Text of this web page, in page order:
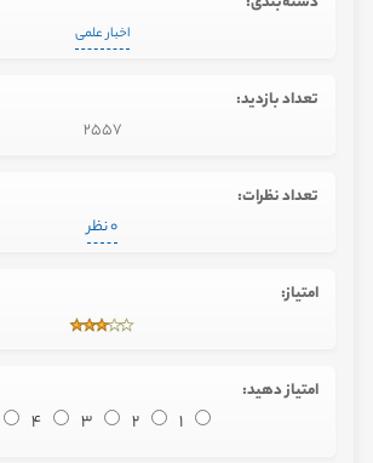
اخبار علمی
تعداد بازدید:
2557
تعداد نظرات:
0 نظر
امتیاز:
امتیاز دهید:
1
2
3
4